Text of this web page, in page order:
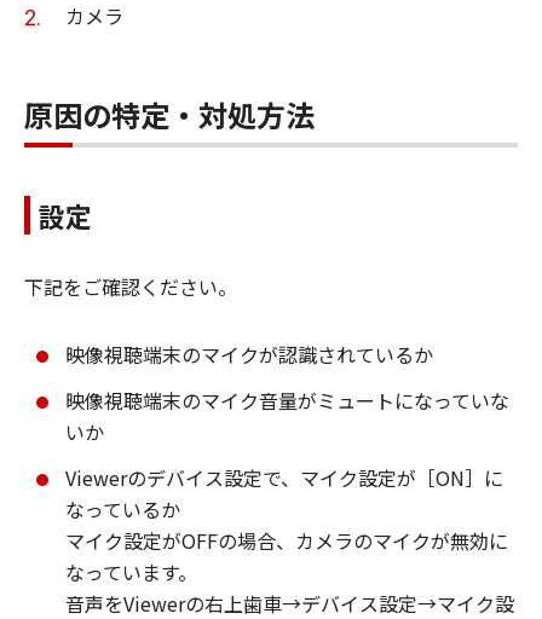
カメラ
原因の特定・対処方法
設定
下記をご確認ください。
映像視聴端末のマイクが認識されているか
映像視聴端末のマイク音量がミュートになっていな
いか
Viewerのデバイス設定で、マイク設定が［ON］に
なっているか
マイク設定がOFFの場合、カメラのマイクが無効に
なっています。
音声をViewerの右上歯車→デバイス設定→マイク設